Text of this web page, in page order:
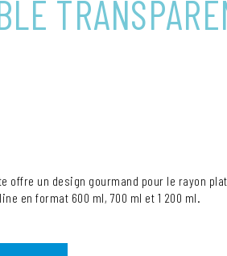
offre un design gourmand pour le rayon
en format 600 ml, 700 ml et 1 200 ml.